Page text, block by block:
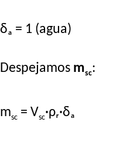
δₐ = 1 (agua)
Despejamos msc:
msc = Vsc·ρᵣ·δₐ